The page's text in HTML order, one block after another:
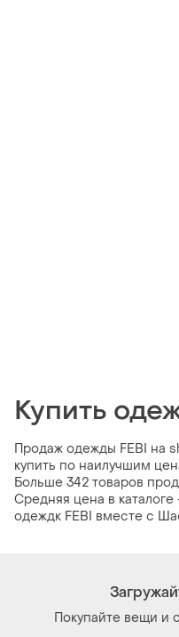
Купить
Продаж одежды FEBI на
купить по наилучшим
Больше 342 товаров
Средняя цена в
одеждк FEBI вместе с
Покупайте вещи и